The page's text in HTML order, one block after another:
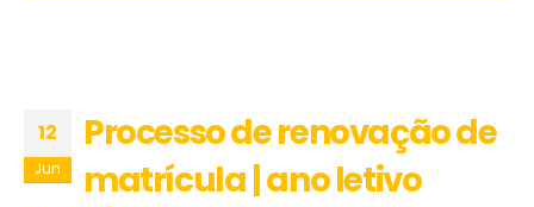
12
Jun
Processo de renovação de
matrícula | ano letivo